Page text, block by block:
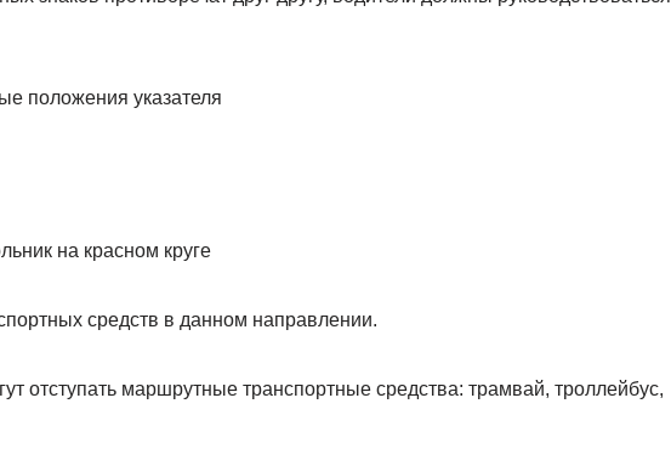
на красном круге
средств в данном направлении.
отступать маршрутные транспортные средства: трамвай, троллейбус,